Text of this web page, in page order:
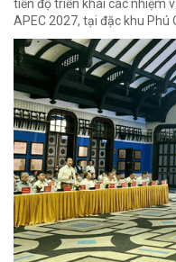
tiến độ triển khai các nhiệm
APEC 2027, tại đặc khu Phú